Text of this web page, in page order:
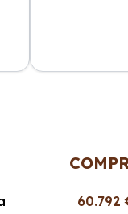
60.792